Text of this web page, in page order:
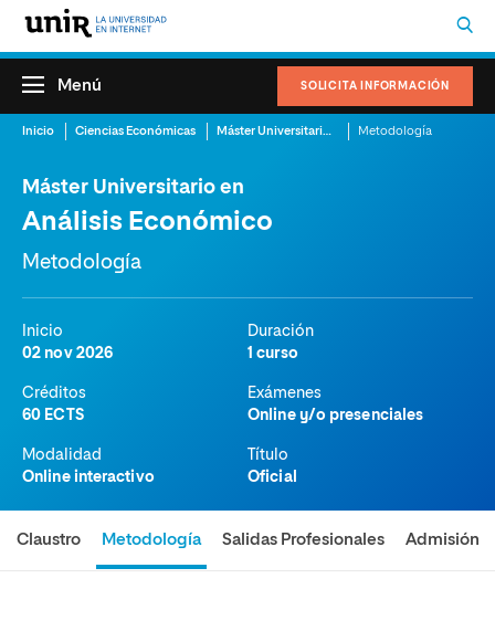
SOLICITA INFORMACIÓN
Menú
Inicio Ciencias Económicas Máster Universitario en Análisis Económico Metodología
Máster Universitario en
Análisis Económico
Metodología
Inicio
02 nov 2026
Duración
1 curso
Créditos
60 ECTS
Exámenes
Online y/o presenciales
Modalidad
Online interactivo
Título
Oficial
Claustro Metodología Salidas Profesionales Admisión